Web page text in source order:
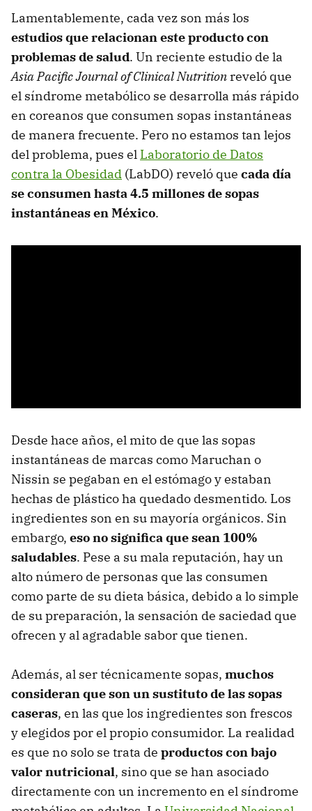
Lamentablemente, cada vez son más los
estudios que relacionan este producto con
problemas de salud. Un reciente estudio de la
Asia Pacific Journal of Clinical Nutrition reveló que
el síndrome metabólico se desarrolla más rápido
en coreanos que consumen sopas instantáneas
de manera frecuente. Pero no estamos tan lejos
del problema, pues el Laboratorio de Datos
contra la Obesidad (LabDO) reveló que cada día
se consumen hasta 4.5 millones de sopas
instantáneas en México.
Desde hace años, el mito de que las sopas
instantáneas de marcas como Maruchan o
Nissin se pegaban en el estómago y estaban
hechas de plástico ha quedado desmentido. Los
ingredientes son en su mayoría orgánicos. Sin
embargo, eso no significa que sean 100%
saludables. Pese a su mala reputación, hay un
alto número de personas que las consumen
como parte de su dieta básica, debido a lo simple
de su preparación, la sensación de saciedad que
ofrecen y al agradable sabor que tienen.
Además, al ser técnicamente sopas, muchos
consideran que son un sustituto de las sopas
caseras, en las que los ingredientes son frescos
y elegidos por el propio consumidor. La realidad
es que no solo se trata de productos con bajo
valor nutricional, sino que se han asociado
directamente con un incremento en el síndrome